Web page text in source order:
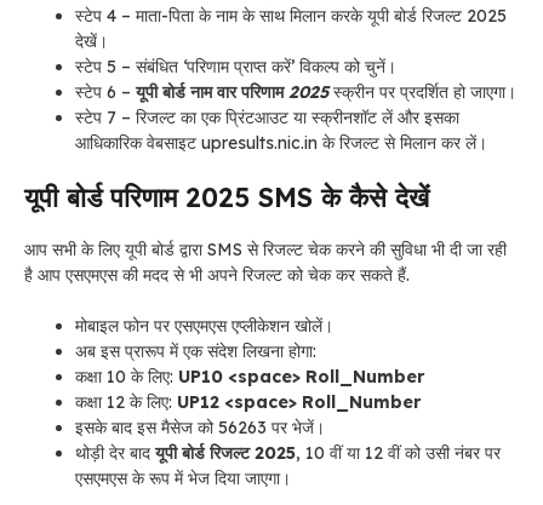
स्टेप 4 – माता-पिता के नाम के साथ मिलान करके यूपी बोर्ड रिजल्ट 2025
देखें।
स्टेप 5 – संबंधित ‘परिणाम प्राप्त करें’ विकल्प को चुनें।
स्टेप 6 –यूपी बोर्ड नाम वार परिणाम2025स्क्रीन पर प्रदर्शित हो जाएगा।
स्टेप 7 – रिजल्ट का एक प्रिंटआउट या स्क्रीनशॉट लें और इसका
आधिकारिक वेबसाइट upresults.nic.in के रिजल्ट से मिलान कर लें।
यूपी बोर्ड परिणाम 2025 SMS के कैसे देखें
आप सभी के लिए यूपी बोर्ड द्वारा SMS से रिजल्ट चेक करने की सुविधा भी दी जा रही
है आप एसएमएस की मदद से भी अपने रिजल्ट को चेक कर सकते हैं.
मोबाइल फोन पर एसएमएस एप्लीकेशन खोलें।
अब इस प्रारूप में एक संदेश लिखना होगा:
कक्षा 10 के लिए: UP10 <space> Roll_Number
कक्षा 12 के लिए: UP12 <space> Roll_Number
इसके बाद इस मैसेज को 56263 पर भेजें।
थोड़ी देर बादयूपी बोर्ड रिजल्ट 2025, 10 वीं या 12 वीं को उसी नंबर पर
एसएमएस के रूप में भेज दिया जाएगा।